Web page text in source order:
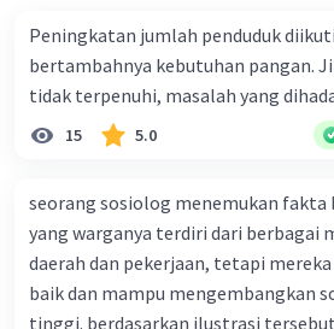
Peningkatan jumlah penduduk
bertambahnya kebutuhan pangan.
tidak terpenuhi, masalah yang
15 5.0
seorang sosiolog menemukan fakta
yang warganya terdiri dari berbagai
daerah dan pekerjaan, tetapi
baik dan mampu mengembangkan
tinggi. berdasarkan ilustrasi